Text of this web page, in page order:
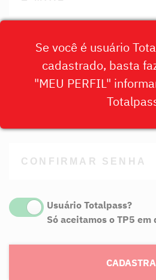
Se você é usuário
cadastrado, basta
"MEU PERFIL"
Usuário Totalpass?
Só aceitamos o TP5 em